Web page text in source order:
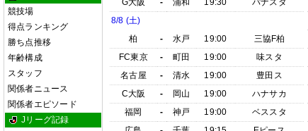
競技場
得点ランキング
勝ち点推移
年齢構成
スタッフ
関係者ニュース
関係者エピソード
Jリーグ記録
G大阪
- 浦和 19:30
パナスタ
8/8 (土)
柏
- 水戸 19:00
三協F柏
FC東京
- 町田 19:00
味スタ
名古屋
- 清水 19:00
豊田ス
C大阪
- 岡山 19:00
ハナサカ
福岡
- 神戸 19:00
ベススタ